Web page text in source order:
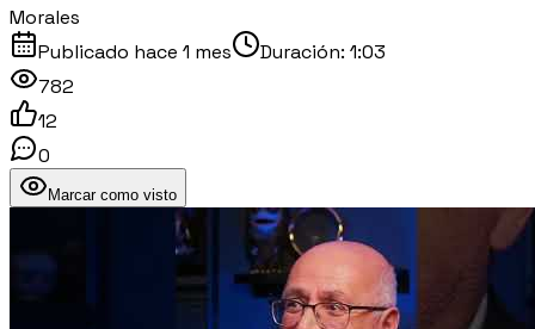
Morales
Publicado hace 1 mes Duración: 1:03
782
12
0
Marcar como visto